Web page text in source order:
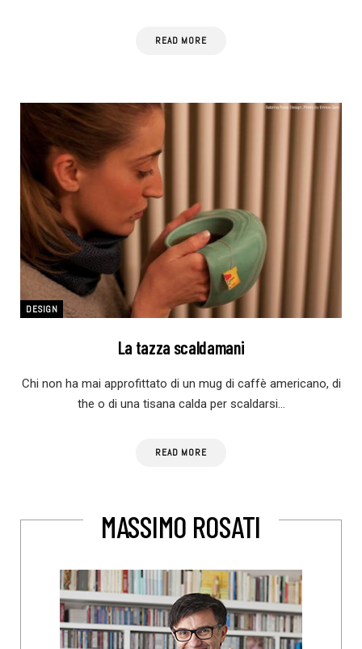
READ MORE
DESIGN
La tazza scaldamani
Chi non ha mai approfittato di un mug di caffè americano, di
the o di una tisana calda per scaldarsi…
READ MORE
MASSIMO ROSATI